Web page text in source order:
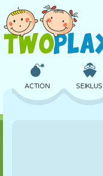
ACTION SEIKLUS